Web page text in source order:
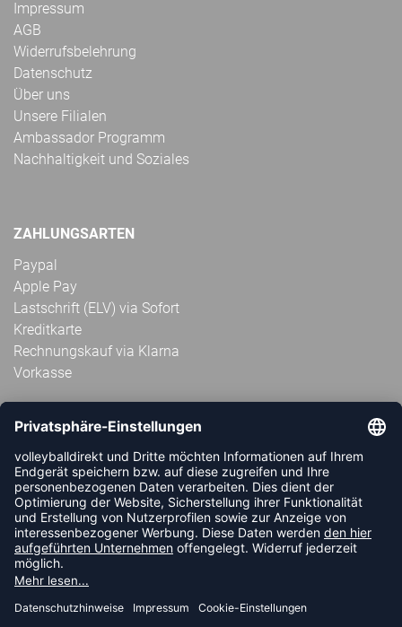
Impressum
AGB
Widerrufsbelehrung
Datenschutz
Über uns
Unsere Filialen
Ambassador Programm
Nachhaltigkeit und Soziales
ZAHLUNGSARTEN
Paypal
Apple Pay
Lastschrift (ELV) via Sofort
Kreditkarte
Rechnungskauf via Klarna
Vorkasse
ABONNIERE JETZT DEN KOSTENLOSEN
VOLLEYBALLDIREKT-NEWSLETTER UND VERPASSE KEINE
NEUIGKEIT ODER AKTION MEHR.
JETZT ANMELDEN